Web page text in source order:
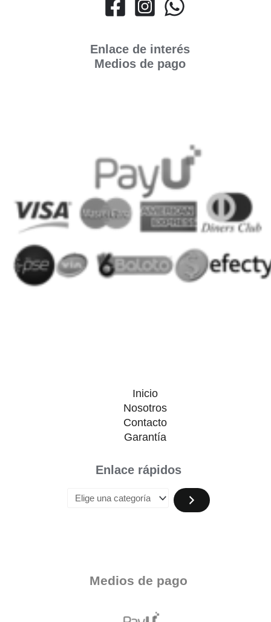
Enlace de interés
Medios de pago
Inicio
Nosotros
Contacto
Garantía
Enlace rápidos
Medios de pago